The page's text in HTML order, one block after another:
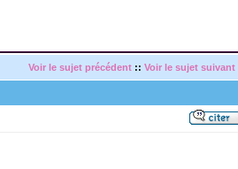
Voir le sujet précédent :: Voir le sujet suivant